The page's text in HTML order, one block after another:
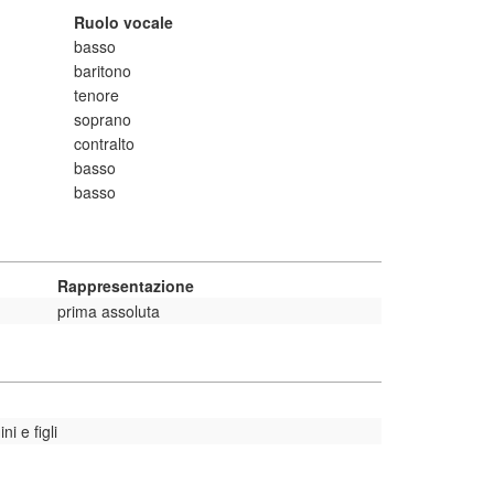
Ruolo vocale
basso
baritono
tenore
soprano
contralto
basso
basso
Rappresentazione
prima assoluta
e figli